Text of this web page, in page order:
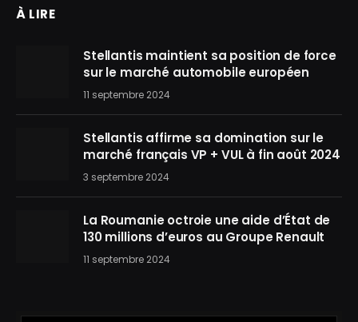
À LIRE
Stellantis maintient sa position de force
sur le marché automobile européen
11 septembre 2024
Stellantis affirme sa domination sur le
marché français VP + VUL à fin août 2024
3 septembre 2024
La Roumanie octroie une aide d’État de
130 millions d’euros au Groupe Renault
11 septembre 2024